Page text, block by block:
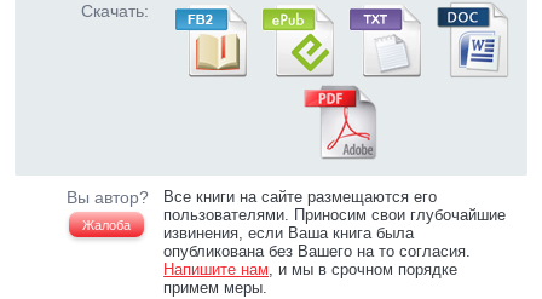
Скачать:
Вы автор?
Жалоба
Все книги на сайте размещаются его
пользователями. Приносим свои глубочайшие
извинения, если Ваша книга была
опубликована без Вашего на то согласия.
Напишите нам, и мы в срочном порядке
примем меры.